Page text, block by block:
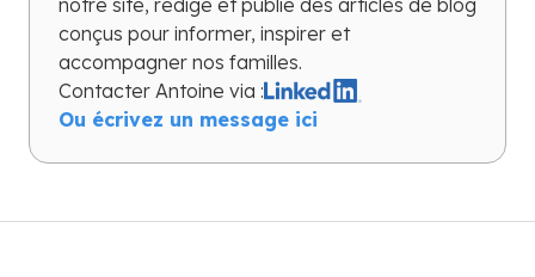
notre site, rédige et publie des articles de blog
conçus pour informer, inspirer et
accompagner nos familles.
Contacter Antoine via :
Ou écrivez un message ici